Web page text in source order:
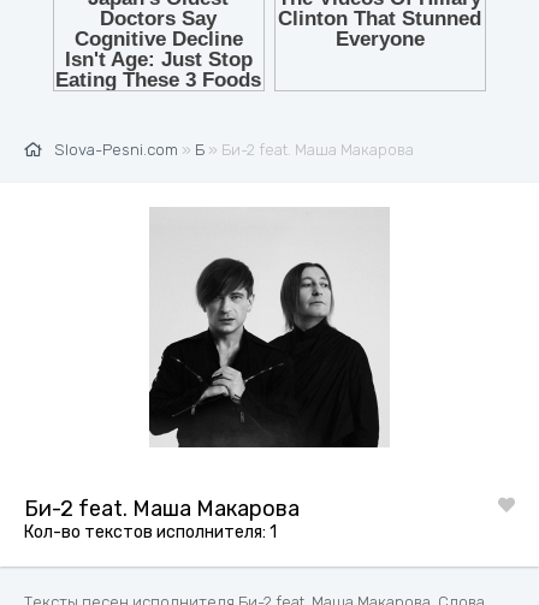
Slova-Pesni.com » Б » Би-2 feat. Маша Макарова
Би-2 feat. Маша Макарова
Кол-во текстов исполнителя: 1